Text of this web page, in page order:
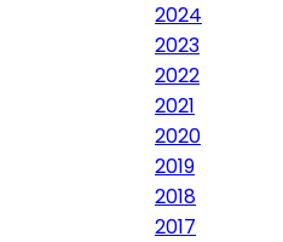
2024
2023
2022
2021
2020
2019
2018
2017